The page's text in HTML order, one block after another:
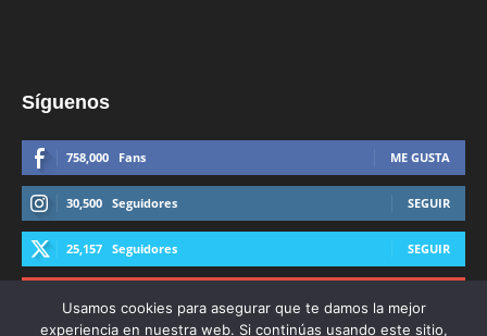
Síguenos
758,000 Fans ME GUSTA
30,500 Seguidores SEGUIR
25,157 Seguidores SEGUIR
Usamos cookies para asegurar que te damos la mejor
experiencia en nuestra web. Si continúas usando este sitio,